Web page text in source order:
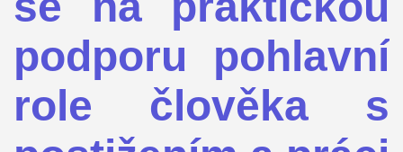
podporu pohlavní
role člověka s